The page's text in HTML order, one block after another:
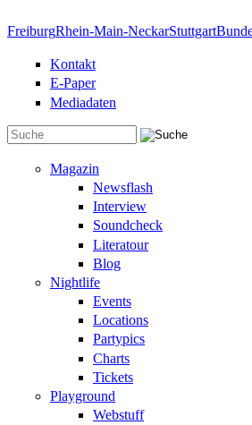
FreiburgRhein-Main-NeckarStuttgart
Kontakt
E-Paper
Mediadaten
Magazin
Newsflash
Interview
Soundcheck
Literatour
Blog
Nightlife
Events
Locations
Partypics
Charts
Tickets
Playground
Webstuff